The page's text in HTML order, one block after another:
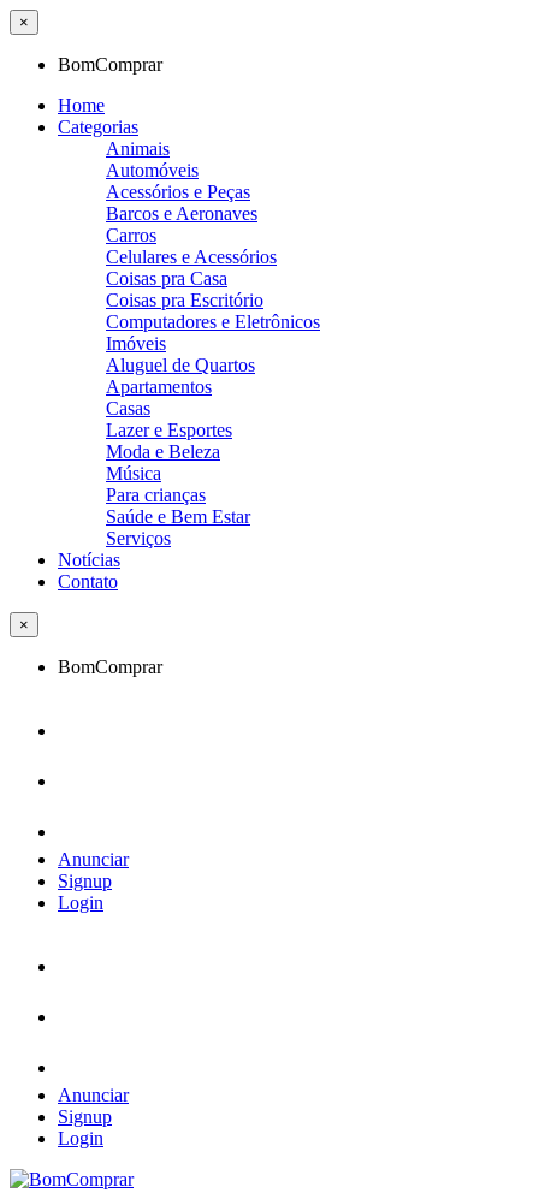
×
BomComprar
Home
Categorias
Animais
Automóveis
Acessórios e Peças
Barcos e Aeronaves
Carros
Celulares e Acessórios
Coisas pra Casa
Coisas pra Escritório
Computadores e Eletrônicos
Imóveis
Aluguel de Quartos
Apartamentos
Casas
Lazer e Esportes
Moda e Beleza
Música
Para crianças
Saúde e Bem Estar
Serviços
Notícias
Contato
×
BomComprar
Anunciar
Signup
Login
Anunciar
Signup
Login
BomComprar